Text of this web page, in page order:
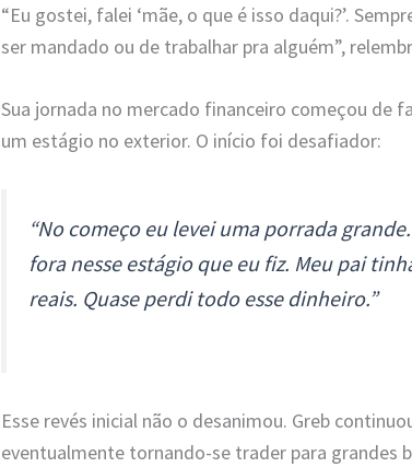
“Eu gostei, falei ‘mãe, o que é isso daqui?’.
ser mandado ou de trabalhar pra alguém”,
Sua jornada no mercado financeiro começou de
um estágio no exterior. O início foi desafiador:
“No começo eu levei uma porrada
fora nesse estágio que eu fiz. Meu pai
reais. Quase perdi todo esse dinheiro.”
Esse revés inicial não o desanimou. Greb
eventualmente tornando-se trader para grandes